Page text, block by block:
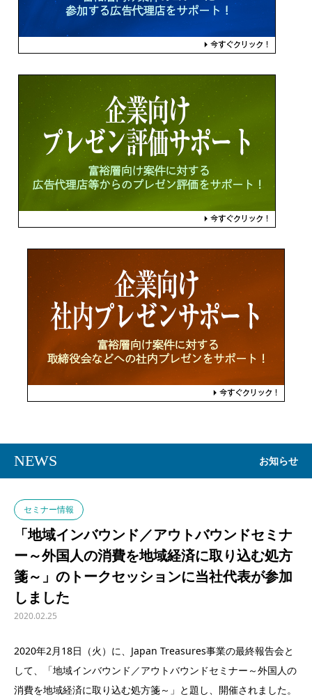
NEWS お知らせ
セミナー情報
「地域インバウンド／アウトバウンドセミナ
ー～外国人の消費を地域経済に取り込む処方
箋～」のトークセッションに当社代表が参加
しました
2020.02.25
2020年2月18日（火）に、Japan Treasures事業の最終報告会と
して、「地域インバウンド／アウトバウンドセミナー～外国人の
消費を地域経済に取り込む処方箋～」と題し、開催されました。